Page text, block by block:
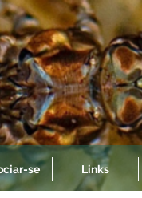
se Links